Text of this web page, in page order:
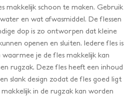
makkelijk schoon te maken. Gebruik
en wat afwasmiddel. De flessen
dop is zo ontworpen dat kleine
openen en sluiten. Iedere fles is
je de fles makkelijk kan
rugzak. Deze fles heeft een inhoud
slank design zodat de fles goed ligt
in de rugzak kan worden